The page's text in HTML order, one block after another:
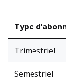
Type
Trimestriel
Semestriel